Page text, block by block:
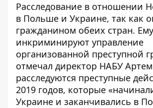
Расследование в отношении
в Польше и Украине, так как
гражданином обеих стран. Ему
инкриминируют управление
организованной преступной
отмечал директор НАБУ
расследуются преступные
2019 годов, которые
Украине и заканчивались в